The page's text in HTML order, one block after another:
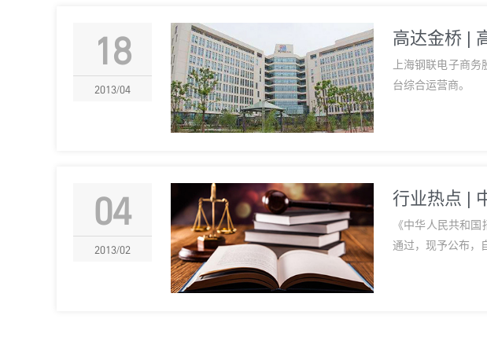
18
2013/04
高达金桥 |
上海钢联电子商
台综合运营商。
04
2013/02
行业热点 |
《中华人民共和
通过，现予公布，